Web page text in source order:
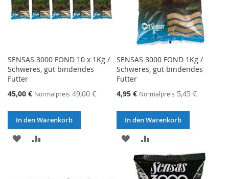
SENSAS 3000 FOND 10 x 1Kg /
Schweres, gut bindendes
Futter
Sonderangebot
45,00 € Normalpreis 49,00 €
In den Warenkorb
ZUR
SENSAS 3000 FOND 1Kg /
Schweres, gut bindendes
Futter
Sonderangebot
4,95 € Normalpreis 5,45 €
In den Warenkorb
ZUR
WUNSCHLISTE
HINZUFÜGEN
VERGLEICHSLISTE
HINZUFÜGEN